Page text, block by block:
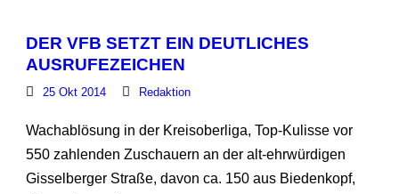
DER VFB SETZT EIN DEUTLICHES
AUSRUFEZEICHEN
25 Okt 2014 Redaktion
Wachablösung in der Kreisoberliga, Top-Kulisse vor
550 zahlenden Zuschauern an der alt-ehrwürdigen
Gisselberger Straße, davon ca. 150 aus Biedenkopf,